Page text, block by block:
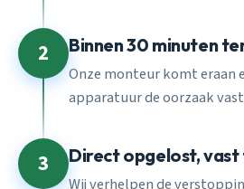
2 Binnen 30 minuten
Onze monteur komt eraan
apparatuur de oorzaak
3 Direct opgelost,